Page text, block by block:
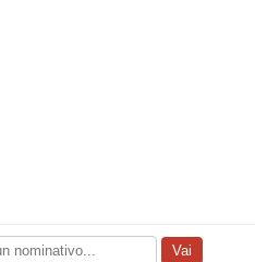
Vai